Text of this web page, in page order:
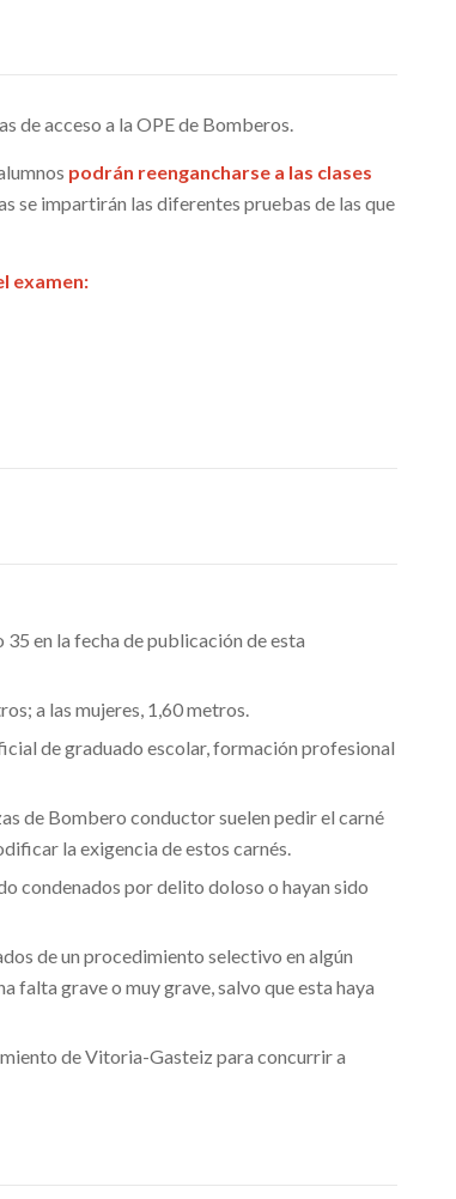
de acceso a la OPE de Bomberos.
podrán reengancharse a las clases
se impartirán las diferentes pruebas de las que
examen:
en la fecha de publicación de esta
a las mujeres, 1,60 metros.
de graduado escolar, formación profesional
de Bombero conductor suelen pedir el carné
la exigencia de estos carnés.
condenados pordelito doloso o hayan sido
de un procedimiento selectivo en algún
falta grave o muy grave , salvo que esta haya
de Vitoria-Gasteiz para concurrir a